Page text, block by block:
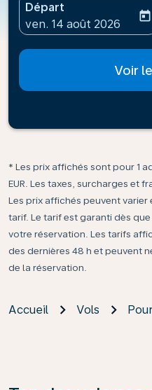
Départ
fc-booking-
ven. 14 août 2026
today
Voir
* Les prix affichés sont pour 1
EUR. Les taxes, surcharges et
Les prix affichés peuvent
tarif. Le tarif est garanti dès
votre réservation. Les tarifs
des dernières 48 h et peuvent
de la réservation.
Accueil Vols